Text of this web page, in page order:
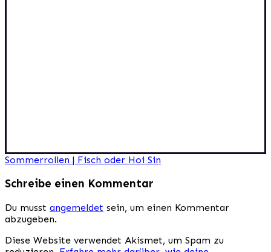
Beitragsnavigation
Sommerrollen | Fisch oder Hoi Sin
Schreibe einen Kommentar
Du musst angemeldet sein, um einen Kommentar
abzugeben.
Diese Website verwendet Akismet, um Spam zu